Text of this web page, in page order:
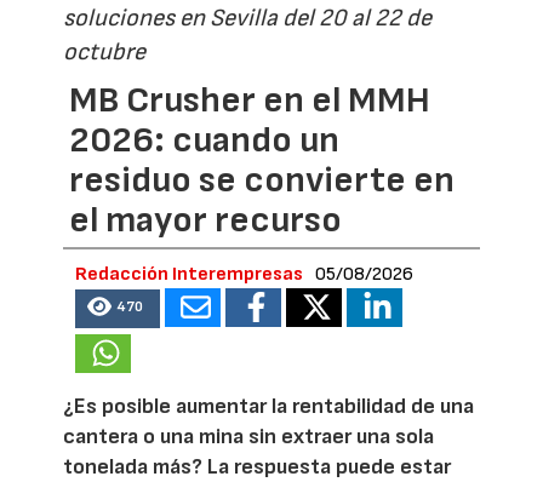
soluciones en Sevilla del 20 al 22 de
octubre
MB Crusher en el MMH
2026: cuando un
residuo se convierte en
el mayor recurso
Redacción Interempresas 05/08/2026
470
¿Es posible aumentar la rentabilidad de una
cantera o una mina sin extraer una sola
tonelada más? La respuesta puede estar